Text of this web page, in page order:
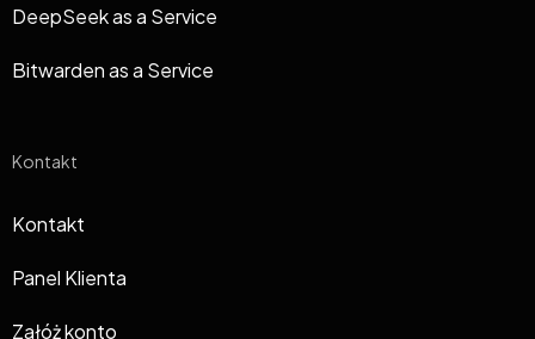
DeepSeek as a Service
Bitwarden as a Service
Kontakt
Kontakt
Panel Klienta
Załóż konto